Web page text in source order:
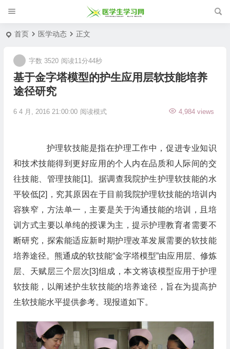
首页 医学动态 正文
基于金字塔模型的护生应用层软技能培养
途径研究
6 4 月, 2016 21:00:00 4,984 views
字数 3520 阅读11分44秒
阅读模式
护理软技能是指在护理工作中，促进专业知识
和技术技能得到更好应用的个人内在品质和人际间的交
往技能、管理技能[1]。据调查我院护生护理软技能的水
平较低[2]，究其原因在于目前我院护理软技能的培训内
容狭窄，方法单一，主要是关于沟通技能的培训，且培
训方式主要以单纯的授课为主，提示护理教育者需要不
断研究，探索能适应新时期护理改革发展需要的软技能
培养途径。熊通成的软技能“金字塔模型”由应用层、修炼
层、天赋层三个层次[3]组成，本文将该模型应用于护理
软技能，以阐述护生软技能的培养途径，旨在为提高护
生软技能水平提供参考。现报道如下。